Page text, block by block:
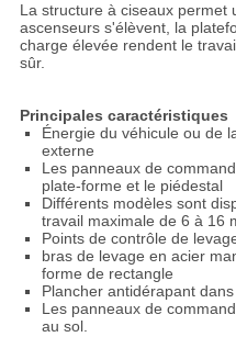
La structure à ciseaux permet
ascenseurs s'élèvent, la
charge élevée rendent le
sûr.
Principales caractéristiques
Énergie du véhicule ou de
externe
Les panneaux de
plate-forme et le piédestal
Différents modèles sont
travail maximale de 6 à 16
Points de contrôle de
bras de levage en acier
forme de rectangle
Plancher antidérapant
Les panneaux de
au sol.